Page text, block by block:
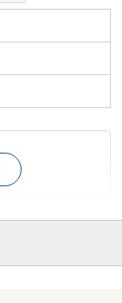
レスポンスが早い